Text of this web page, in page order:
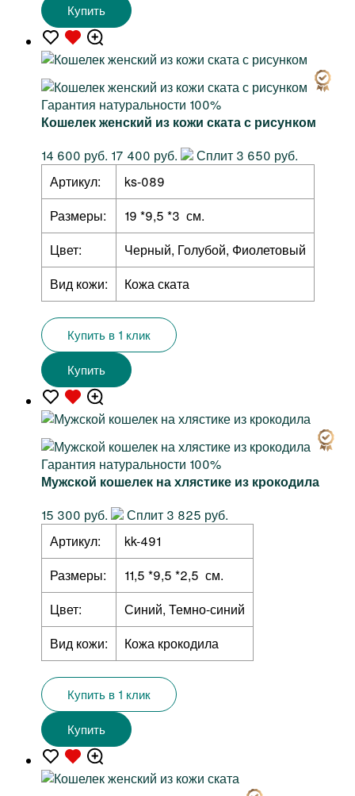
Купить
Гарантия натуральности 100%
Кошелек женский из кожи ската с рисунком
14 600 руб. 17 400 руб.
Сплит 3 650 руб.
Артикул:
ks-089
Размеры:
19 *9,5 *3 см.
Цвет:
Черный, Голубой, Фиолетовый
Вид кожи:
Кожа ската
Купить в 1 клик
Купить
Гарантия натуральности 100%
Мужской кошелек на хлястике из крокодила
15 300 руб.
Сплит 3 825 руб.
Артикул:
kk-491
Размеры:
11,5 *9,5 *2,5 см.
Цвет:
Синий, Темно-синий
Вид кожи:
Кожа крокодила
Купить в 1 клик
Купить